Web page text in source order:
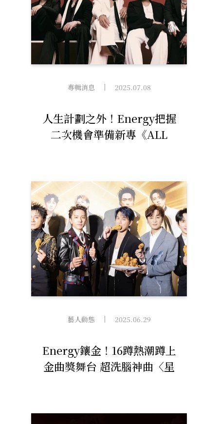
專輯消息
人生計劃之外！Energy把握
二次機會準備新專《ALL
2025.07.08
藝人動態
Energy鑲金！16蹲熱潮蹲上
金曲獎舞台 超洗腦神曲〈星
2025.06.29